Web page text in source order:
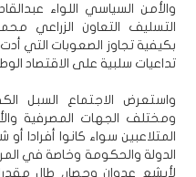
والأمن السياسي اللواء
التسليف التعاون الزراعي
بكيفية تجاوز الصعوبات التي
تداعيات سلبية على الاقتصاد
واستعرض الاجتماع السبل
ومختلف الجهات المصرفية
المتلاعبين سواء كانوا أفرادا
الدولة والحكومة وخاصة في
لأبشع عدوان وحصار، طال